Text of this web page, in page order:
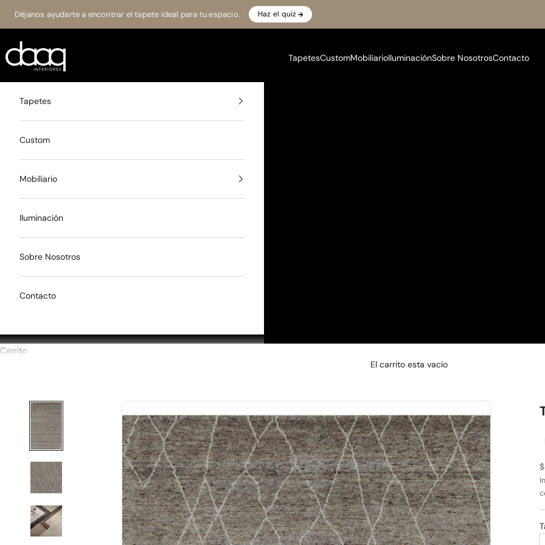
Déjanos ayudarte a encontrar el tapete ideal para tu espacio. Haz el quiz
Daaq Interiores
TapetesCustomMobiliarioIluminaciónSobre NosotrosContacto
Tapetes
Custom
Mobiliario
Iluminación
Sobre Nosotros
Contacto
Carrito
El carrito esta vacío